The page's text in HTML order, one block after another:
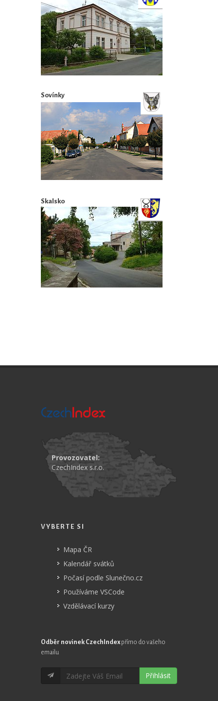
Sovínky
Skalsko
Provozovatel:
CzechIndex s.r.o.
VYBERTE SI
Mapa ČR
Kalendář svátků
Počasí podle Slunečno.cz
Používáme VSCode
Vzdělávací kurzy
Odběr novinek CzechIndex přímo do vašeho
emailu
Přihlásit